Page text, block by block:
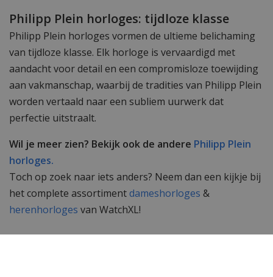
Philipp Plein horloges: tijdloze klasse
Philipp Plein horloges vormen de ultieme belichaming
van tijdloze klasse. Elk horloge is vervaardigd met
aandacht voor detail en een compromisloze toewijding
aan vakmanschap, waarbij de tradities van Philipp Plein
worden vertaald naar een subliem uurwerk dat
perfectie uitstraalt.
Wil je meer zien? Bekijk ook de andere Philipp Plein
horloges.
Toch op zoek naar iets anders? Neem dan een kijkje bij
het complete assortimentdameshorloges &
herenhorloges van WatchXL!